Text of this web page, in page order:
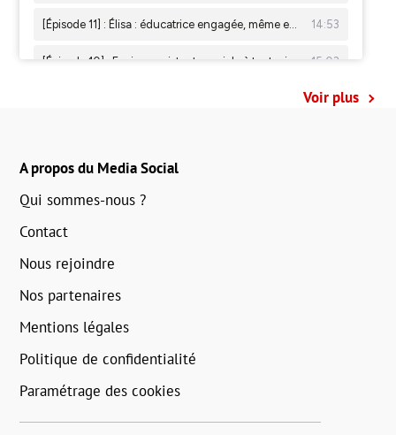
Voir plus
A propos du Media Social
Qui sommes-nous ?
Contact
Nous rejoindre
Nos partenaires
Mentions légales
Politique de confidentialité
Paramétrage des cookies